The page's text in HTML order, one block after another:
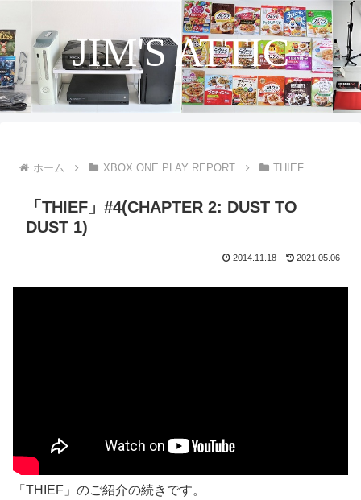
JIM'S ATTIC
ホーム XBOX ONE PLAY REPORT THIEF
「THIEF」#4(CHAPTER 2: DUST TO
DUST 1)
2014.11.18 2021.05.06
「THIEF」のご紹介の続きです。